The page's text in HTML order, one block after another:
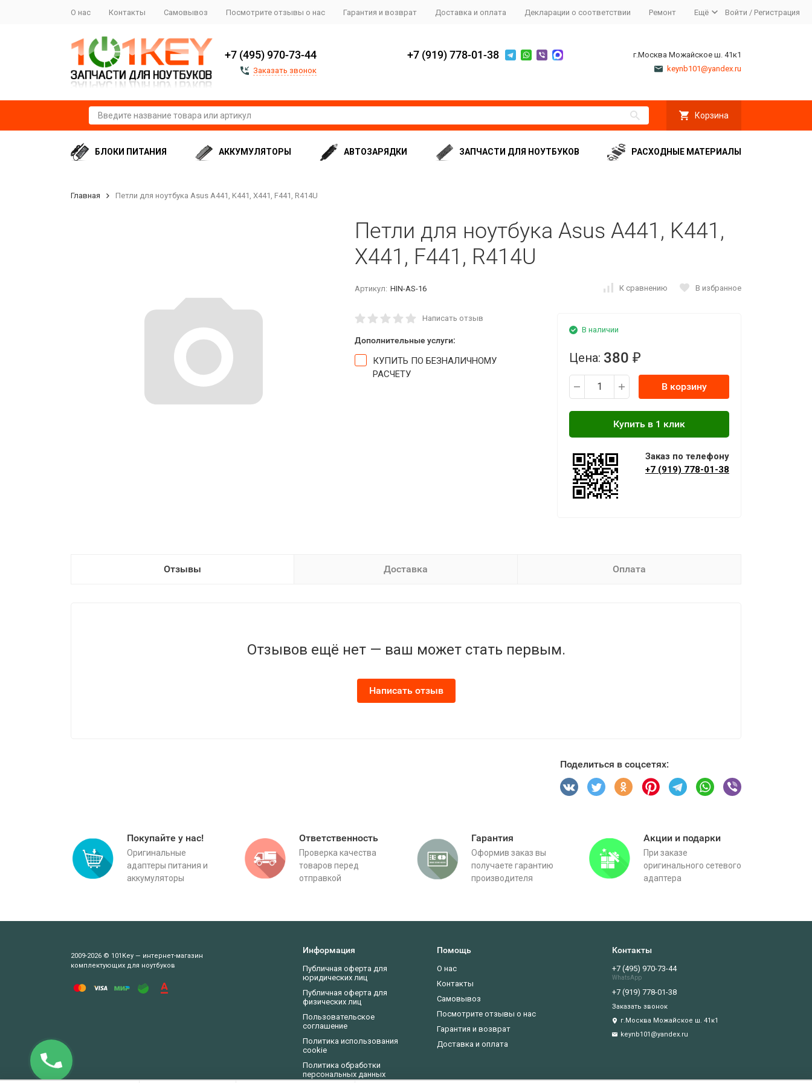
О нас Контакты Самовывоз Посмотрите отзывы о нас Гарантия и возврат Доставка и оплата Декларации о соответствии Ремонт Ещё Войти / Регистрация
+7 (495) 970-73-44
Заказать звонок
+7 (919) 778-01-38
г.Москва Можайское ш. 41к1
keynb101@yandex.ru
Корзина
БЛОКИ ПИТАНИЯ АККУМУЛЯТОРЫ АВТОЗАРЯДКИ ЗАПЧАСТИ ДЛЯ НОУТБУКОВ РАСХОДНЫЕ МАТЕРИАЛЫ
Главная Петли для ноутбука Asus A441, K441, X441, F441, R414U
Петли для ноутбука Asus A441, K441,
X441, F441, R414U
Артикул: HIN-AS-16 К сравнению В избранное
Написать отзыв
Дополнительные услуги:
КУПИТЬ ПО БЕЗНАЛИЧНОМУ
РАСЧЕТУ
В наличии
Цена: 380 ₽
В корзину
Заказ по телефону
+7 (919) 778-01-38
Отзывы Доставка Оплата
Отзывов ещё нет — ваш может стать первым.
Написать отзыв
Поделиться в соцсетях:
Покупайте у нас!
Оригинальные
адаптеры питания и
аккумуляторы
Ответственность
Проверка качества
товаров перед
отправкой
Гарантия
Оформив заказ вы
получаете гарантию
производителя
Акции и подарки
При заказе
оригинального сетевого
адаптера
2009-2026 © 101Key — интернет-магазин
комплектующих для ноутбуков
Информация
Публичная оферта для
юридических лиц
Публичная оферта для
физических лиц
Пользовательское
соглашение
Политика использования
cookie
Политика обработки
персональных данных
Помощь
О нас
Контакты
Самовывоз
Посмотрите отзывы о нас
Гарантия и возврат
Доставка и оплата
Контакты
+7 (495) 970-73-44
WhatsApp
+7 (919) 778-01-38
Заказать звонок
г.Москва Можайское ш. 41к1
keynb101@yandex.ru